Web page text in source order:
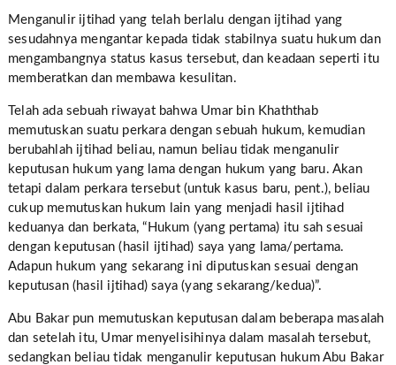
Menganulir ijtihad yang telah berlalu dengan ijtihad yang
sesudahnya mengantar kepada tidak stabilnya suatu hukum dan
mengambangnya status kasus tersebut, dan keadaan seperti itu
memberatkan dan membawa kesulitan.
Telah ada sebuah riwayat bahwa Umar bin Khaththab
memutuskan suatu perkara dengan sebuah hukum, kemudian
berubahlah ijtihad beliau, namun beliau tidak menganulir
keputusan hukum yang lama dengan hukum yang baru. Akan
tetapi dalam perkara tersebut (untuk kasus baru, pent.), beliau
cukup memutuskan hukum lain yang menjadi hasil ijtihad
keduanya dan berkata, “Hukum (yang pertama) itu sah sesuai
dengan keputusan (hasil ijtihad) saya yang lama/pertama.
Adapun hukum yang sekarang ini diputuskan sesuai dengan
keputusan (hasil ijtihad) saya (yang sekarang/kedua)”.
Abu Bakar pun memutuskan keputusan dalam beberapa masalah
dan setelah itu, Umar menyelisihinya dalam masalah tersebut,
sedangkan beliau tidak menganulir keputusan hukum Abu Bakar